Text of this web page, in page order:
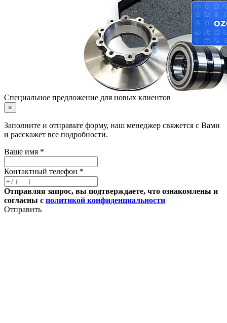
Специальное предложение для новых клиентов
×
Заполните и отправьте форму, наш менеджер свяжется с Вами
и расскажет все подробности.
Ваше имя *
Контактный телефон *
Отправляя запрос, вы подтверждаете, что ознакомлены и
согласны с политикой конфиденциальности
Отправить